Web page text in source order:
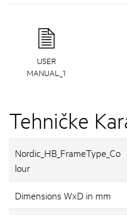
USER
MANUAL_1
Tehničke
Nordic_HB_FrameType_Co
lour
Dimensions WxD in mm